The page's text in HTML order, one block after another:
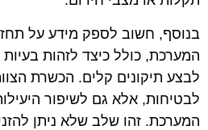
בנוסף, חשוב לספק מידע על
המערכת, כולל כיצד לזהות בעיות
לבצע תיקונים קלים. הכשרת
לבטיחות, אלא גם לשיפור
המערכת. זהו שלב שלא ניתן